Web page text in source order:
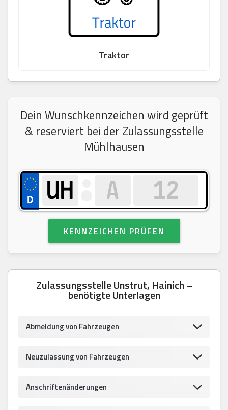
Traktor
Dein Wunschkennzeichen wird geprüft
& reserviert bei der Zulassungsstelle
Mühlhausen
KENNZEICHEN PRÜFEN
Zulassungsstelle Unstrut, Hainich –
benötigte Unterlagen
Abmeldung von Fahrzeugen
Neuzulassung von Fahrzeugen
Anschriftenänderungen